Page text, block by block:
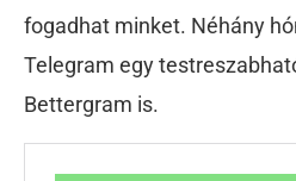
fogadhat minket. Néhány
Telegram egy
Bettergram is.